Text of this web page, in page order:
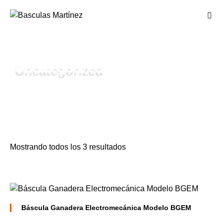
Uncategorized
Mostrando todos los 3 resultados
Báscula Ganadera Electromecánica Modelo BGEM